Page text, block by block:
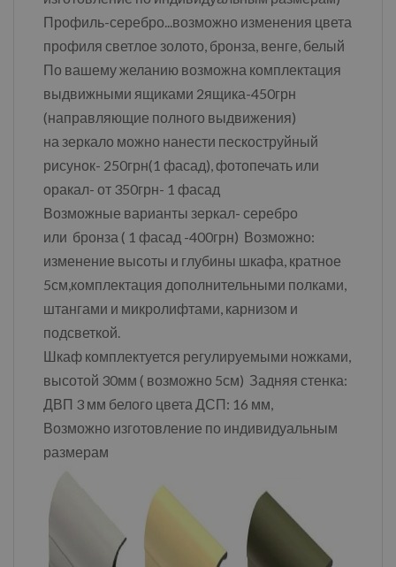
Профиль-серебро...возможно изменения цвета
профиля светлое золото, бронза, венге, белый
По вашему желанию возможна комплектация
выдвижными ящиками 2ящика-450грн
(направляющие полного выдвижения)
на зеркало можно нанести пескоструйный
рисунок- 250грн(1 фасад), фотопечать или
оракал- от 350грн- 1 фасад
Возможные варианты зеркал- серебро
или бронза ( 1 фасад -400грн) Возможно:
изменение высоты и глубины шкафа, кратное
5см,комплектация дополнительными полками,
штангами и микролифтами, карнизом и
подсветкой.
Шкаф комплектуется регулируемыми ножками,
высотой 30мм ( возможно 5см) Задняя стенка:
ДВП 3 мм белого цвета ДСП: 16 мм,
Возможно изготовление по индивидуальным
размерам